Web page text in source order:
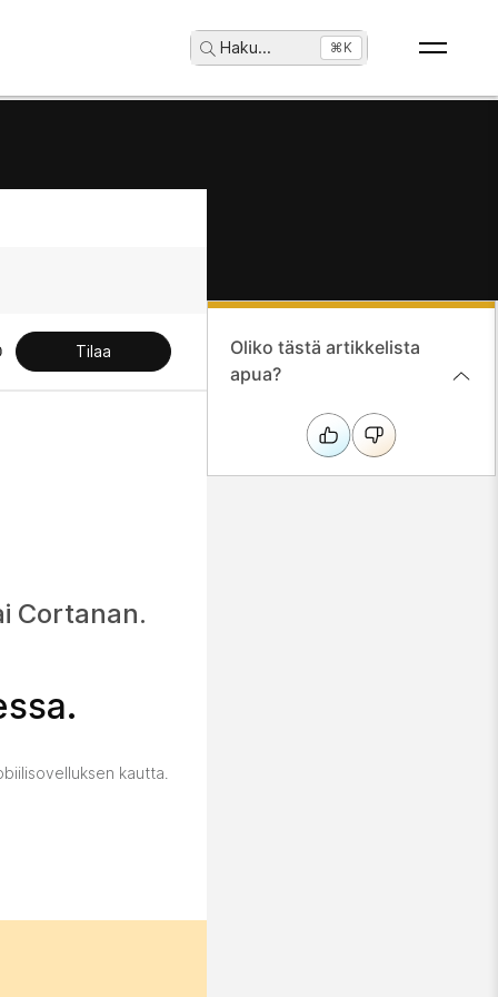
Haku... ⌘K
Tilaa
Cortanan.
kautta.
Oliko tästä artikkelista
apua?